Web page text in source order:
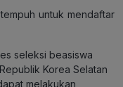
untuk mendaftar
seleksi beasiswa
Korea Selatan
melakukan